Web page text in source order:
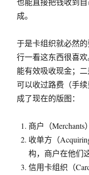
成。
于是卡组织就必然
行一看这东西很喜
能有效吸收现金；
可以收过路费（手
成了现在的版图：
商户（Merchants）
收单方（
构，商户在他们
信用卡组织（